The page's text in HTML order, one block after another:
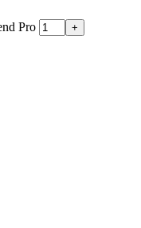
Pro